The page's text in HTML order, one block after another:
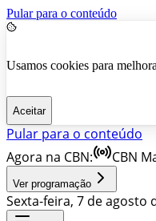
Pular para o conteúdo
Usamos cookies para
Aceitar
Pular para o conteúdo
Agora na CBN:
CBN
Ver programação
Sexta-feira, 7 de agosto